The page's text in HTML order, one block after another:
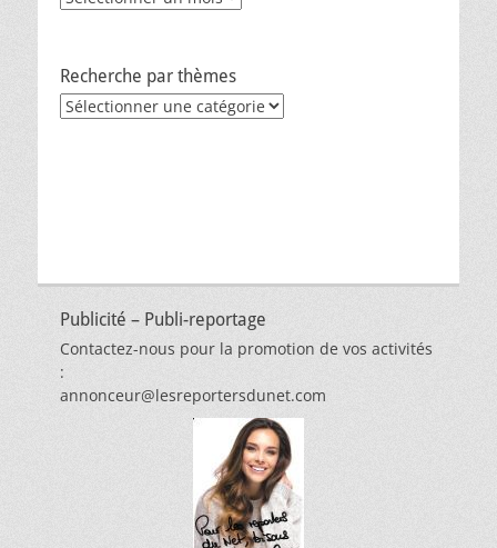
Recherche par thèmes
Recherche
Publicité – Publi-reportage
Contactez-nous pour la promotion de vos activités
:
annonceur@lesreportersdunet.com